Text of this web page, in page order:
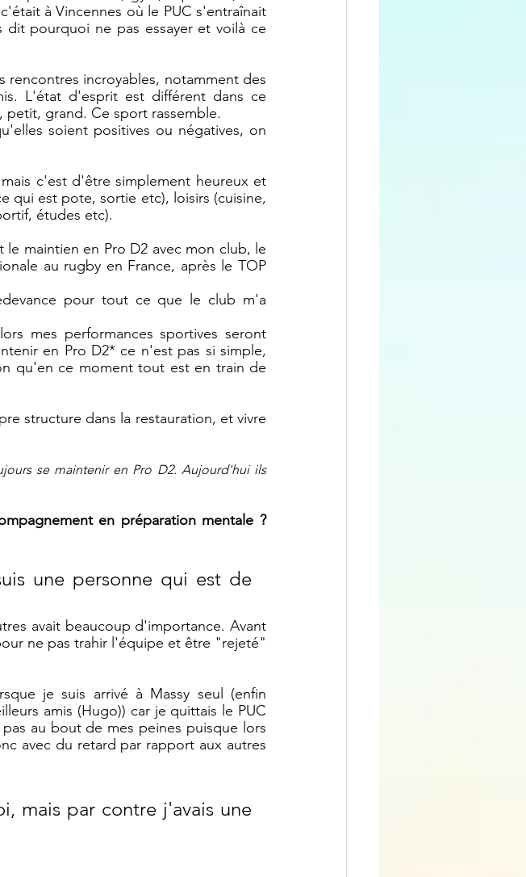
à Vincennes où le PUC s'entraînait
pourquoi ne pas essayer et voilà ce
incroyables, notamment des
L'état d'esprit est différent dans ce
grand. Ce sport rassemble.
soient positives ou négatives, on
c'est d'être simplement heureux et
qui est pote, sortie etc), loisirs (cuisine,
études etc).
maintien en Pro D2 avec mon club, le
au rugby en France, après le TOP
pour tout ce que le club m'a
mes performances sportives seront
en Pro D2* ce n'est pas si simple,
qu'en ce moment tout est en train de
structure dans la restauration, et vivre
se maintenir en Pro D2. Aujourd'hui ils
en préparation mentale ?
une personne qui est de
avait beaucoup d'importance. Avant
ne pas trahir l'équipe et être "rejeté"
je suis arrivé à Massy seul (enfin
amis (Hugo)) car je quittais le PUC
au bout de mes peines puisque lors
avec du retard par rapport aux autres
mais par contre j'avais une